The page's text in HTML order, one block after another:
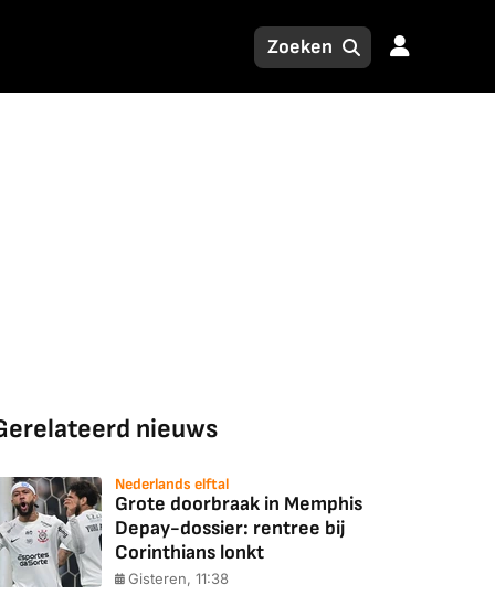
nieuws
Nederlands elftal
Grote doorbraak in Memphis
Depay-dossier: rentree bij
Corinthians lonkt
Gisteren, 11:38